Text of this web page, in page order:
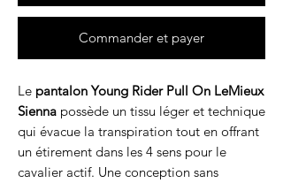
Commander et payer
Le pantalon Young Rider Pull On LeMieux
Sienna possède un tissu léger et technique
qui évacue la transpiration tout en offrant
un étirement dans les 4 sens pour le
cavalier actif. Une conception sans